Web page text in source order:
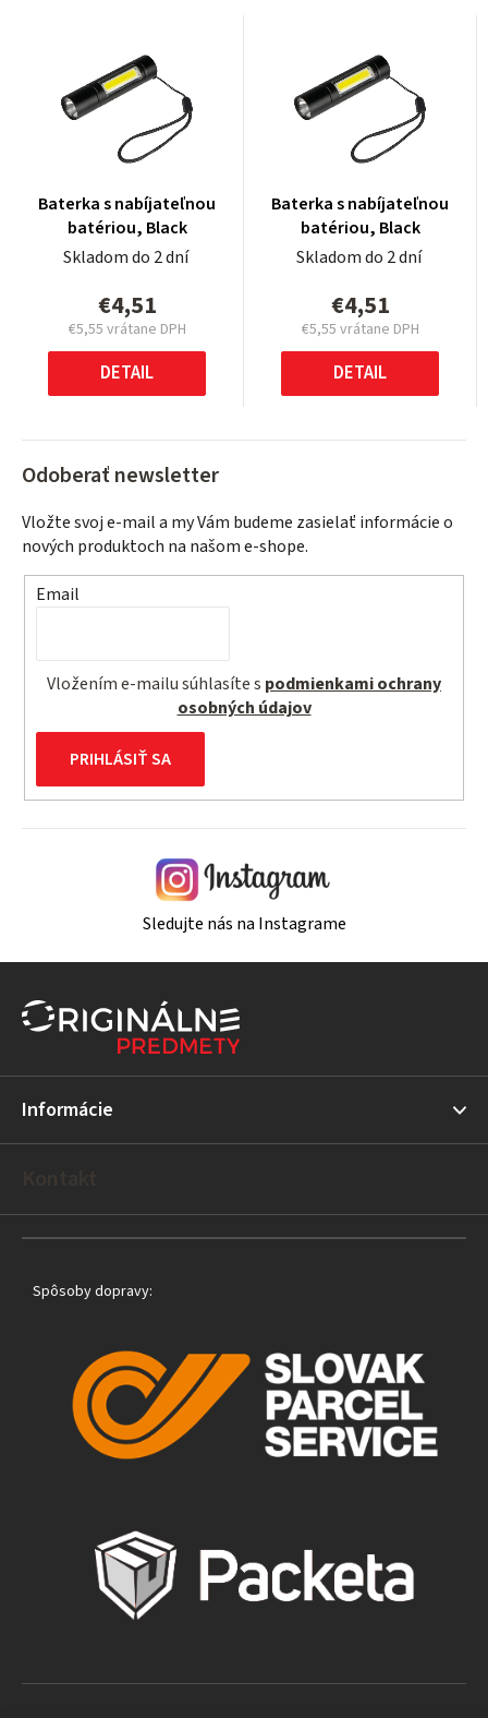
Baterka s nabíjateľnou
batériou, Black
Skladom do 2 dní
€4,51
€5,55 vrátane DPH
Jednotková
cena:
DETAIL
Baterka s nabíjateľnou
batériou, Black
Skladom do 2 dní
€4,51
€5,55 vrátane DPH
Jednotková
cena:
DETAIL
Odoberať newsletter
Vložte svoj e-mail a my Vám budeme zasielať informácie o
nových produktoch na našom e-shope.
Email
Vložením e-mailu súhlasíte s podmienkami ochrany
osobných údajov
PRIHLÁSIŤ SA
Sledujte nás na Instagrame
ä
i
Informácie
Spôsoby dopravy: